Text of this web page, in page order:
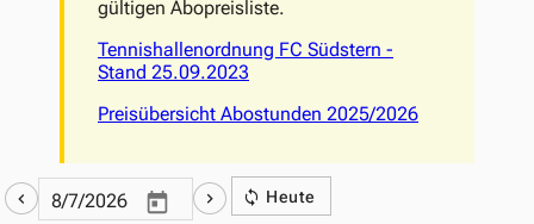
gültigen Abopreisliste.
Tennishallenordnung FC Südstern -
Stand 25.09.2023
Preisübersicht Abostunden 2025/2026
Heute